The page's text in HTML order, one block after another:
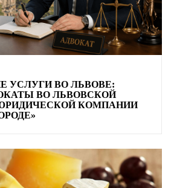
УСЛУГИ ВО ЛЬВОВЕ:
ВО ЛЬВОВСКОЙ
КОМПАНИИ